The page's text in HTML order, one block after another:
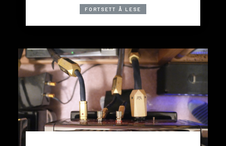
FORTSETT Å LESE